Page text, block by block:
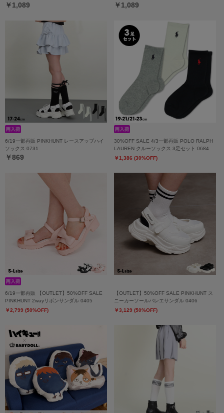
￥1,089 ￥1,089
6/19一部再販 PINKHUNT レースアップハイ
ソックス 0731
￥869
30%OFF SALE 4/3一部再販 POLO RALPH
LAUREN クルーソックス 3足セット 0684
￥1,386 (30%OFF)
6/19一部再販 【OUTLET】50%OFF SALE
PINKHUNT 2wayリボンサンダル 0405
￥2,799 (50%OFF)
【OUTLET】50%OFF SALE PINKHUNT ス
ニーカーソールバレエサンダル 0406
￥3,129 (50%OFF)